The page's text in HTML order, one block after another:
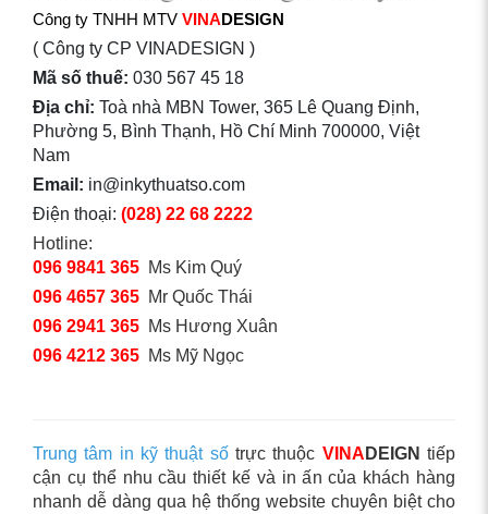
Công ty TNHH MTV VINADESIGN
( Công ty CP VINADESIGN )
Mã số thuế: 030 567 45 18
Địa chỉ: Toà nhà MBN Tower, 365 Lê Quang Định,
Phường 5, Bình Thạnh, Hồ Chí Minh 700000, Việt
Nam
Email: in@inkythuatso.com
Điện thoại: (028) 22 68 2222
Hotline:
096 9841 365 Ms Kim Quý
096 4657 365 Mr Quốc Thái
096 2941 365 Ms Hương Xuân
096 4212 365 Ms Mỹ Ngọc
Trung tâm in kỹ thuật sốtrực thuộc VINA DEIGN tiếp
cận cụ thể nhu cầu thiết kế và in ấn của khách hàng
nhanh dễ dàng qua hệ thống website chuyên biệt cho